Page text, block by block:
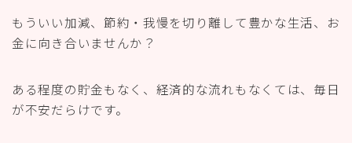
もういい加減、節約・我慢を切り離して豊かな生活、お
金に向き合いませんか？
ある程度の貯金もなく、経済的な流れもなくては、毎日
が不安だらけです。